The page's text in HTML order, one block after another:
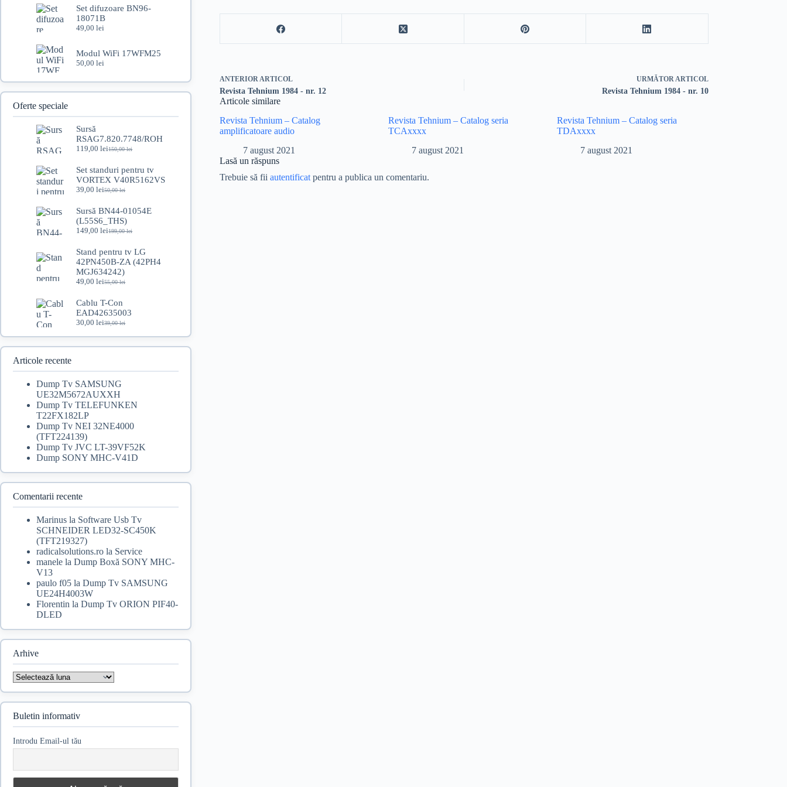
ANTERIORARTICOL
Revista Tehnium 1984 - nr. 12
URMĂTORARTICOL
Revista Tehnium 1984 - nr. 10
Articole similare
Revista Tehnium – Catalog
amplificatoare audio
7 august 2021
Revista Tehnium – Catalog seria
TCAxxxx
7 august 2021
Revista Tehnium – Catalog seria
TDAxxxx
7 august 2021
Lasă un răspuns
Trebuie să fii autentificatpentru a publica un comentariu.
Set difuzoare BN96-
18071B
49,00lei
Modul WiFi 17WFM25
50,00lei
Oferte speciale
Sursă
RSAG7.820.7748/ROH
150,00lei
Prețul
a
fost:
150,00 lei.
119,00leiPrețul
este:
119,00 lei.
Set standuri pentru tv
VORTEX V40R5162VS
50,00lei
Prețul
a
fost:
50,00 lei.
39,00leiPrețul
este:
39,00 lei.
Sursă BN44-01054E
(L55S6_THS)
199,00lei
Prețul
a
fost:
199,00 lei.
149,00leiPrețul
este:
149,00 lei.
Stand pentru tv LG
42PN450B-ZA (42PH4
MGJ634242)
55,00lei
Prețul
a
fost:
55,00 lei.
49,00leiPrețul
este:
49,00 lei.
Cablu T-Con
EAD42635003
39,00lei
Prețul
inițial
a
30,00leiPrețul
curent
este:
Articole recente
Dump Tv SAMSUNG
UE32M5672AUXXH
Dump Tv TELEFUNKEN
T22FX182LP
Dump Tv NEI 32NE4000
(TFT224139)
Dump Tv JVC LT-39VF52K
Dump SONY MHC-V41D
Comentarii recente
Marinusla Software Usb Tv
SCHNEIDER LED32-SC450K
(TFT219327)
radicalsolutions.rola Service
manelela Dump Boxă SONY MHC-
V13
paulo f05la Dump Tv SAMSUNG
UE24H4003W
Florentin la Dump Tv ORION PIF40-
DLED
Arhive
Arhive
Buletin informativ
Introdu Email-ul tău